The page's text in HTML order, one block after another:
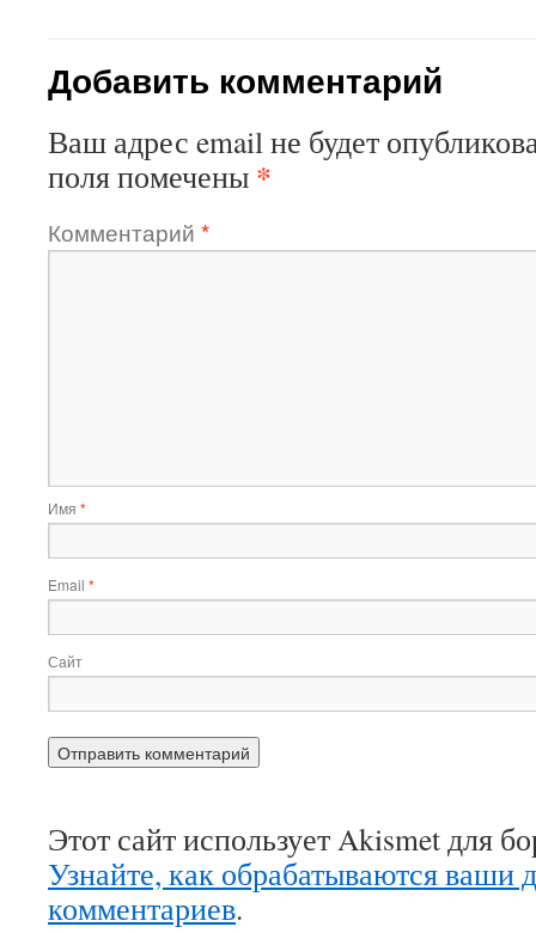
Добавить комментарий
Ваш адрес email не будет
поля помечены *
Комментарий *
Имя *
Email *
Сайт
Этот сайт использует Akismet для
Узнайте, как обрабатываются ваши
комментариев.